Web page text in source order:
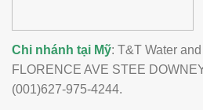
Chi nhánh tại Mỹ: T&T Water
FLORENCE AVE STEE
(001)627-975-4244.